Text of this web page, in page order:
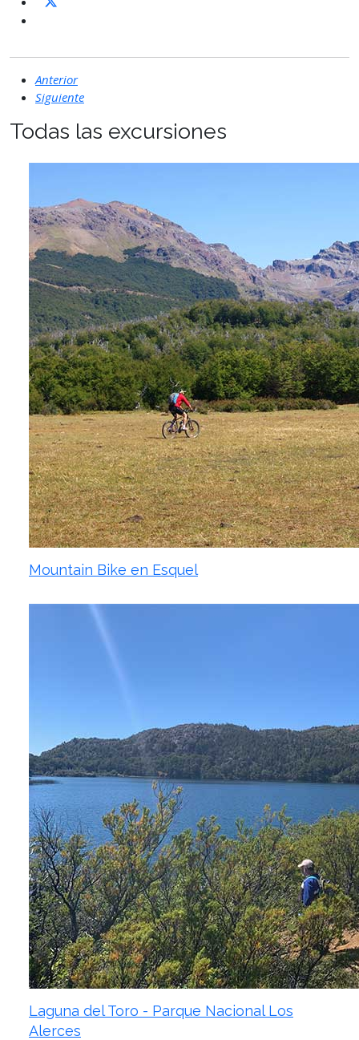
Anterior
Siguiente
Todas las excursiones
Mountain Bike en Esquel
Laguna del Toro - Parque Nacional Los
Alerces